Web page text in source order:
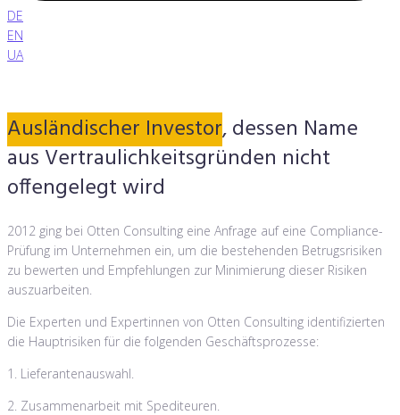
DE
EN
UA
Ausländischer Investor, dessen Name
aus Vertraulichkeitsgründen nicht
offengelegt wird
2012 ging bei Otten Consulting eine Anfrage auf eine Compliance-
Prüfung im Unternehmen ein, um die bestehenden Betrugsrisiken
zu bewerten und Empfehlungen zur Minimierung dieser Risiken
auszuarbeiten.
Die Experten und Expertinnen von Otten Consulting identifizierten
die Hauptrisiken für die folgenden Geschäftsprozesse:
1. Lieferantenauswahl.
2. Zusammenarbeit mit Spediteuren.